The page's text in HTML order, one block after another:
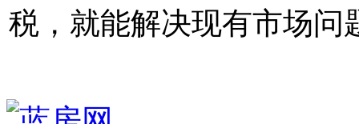
税，就能解决现有市场问